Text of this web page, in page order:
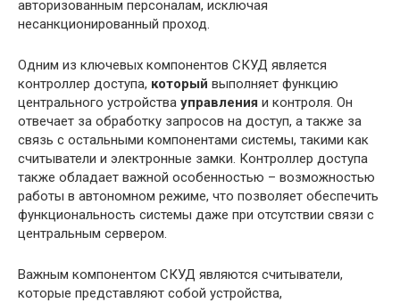
авторизованным персоналам, исключая
несанкционированный проход.
Одним из ключевых компонентов СКУД является
контроллер доступа, который выполняет функцию
центрального устройства управления и контроля. Он
отвечает за обработку запросов на доступ, а также за
связь с остальными компонентами системы, такими как
считыватели и электронные замки. Контроллер доступа
также обладает важной особенностью – возможностью
работы в автономном режиме, что позволяет обеспечить
функциональность системы даже при отсутствии связи с
центральным сервером.
Важным компонентом СКУД являются считыватели,
которые представляют собой устройства,